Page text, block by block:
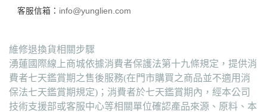
客服信箱： info@yunglien.com
維修退換貨相關步驟
湧蓮國際線上商城依據消費者保護法第十九條規定，提供消
費者七天鑑賞期之售後服務(在門市購買之商品並不適用消
保法七天鑑賞期規定)；消費者於七天鑑賞期內，經本公司
技術支援部或客服中心等相關單位確認產品來源、原料、本